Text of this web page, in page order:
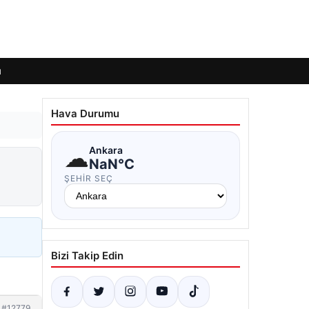
Hava Durumu
☁Ankara
NaN°C
ŞEHIR SEÇ
Bizi Takip Edin